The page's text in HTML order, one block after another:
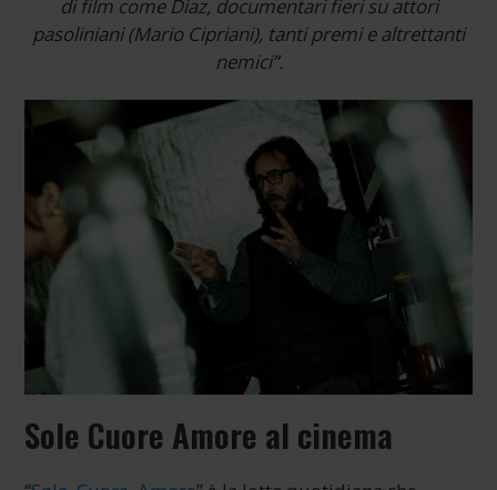
di film come Diaz, documentari fieri su attori
pasoliniani (Mario Cipriani), tanti premi e altrettanti
nemici”.
Sole Cuore Amore al cinema